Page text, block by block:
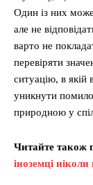
Один із них може
але не
варто не
перевіряти
ситуацію, в якій
уникнути
природною у
Читайте також
іноземці